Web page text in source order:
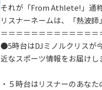
それが「From Athlete!」通称
リスナーネームは、「熱波師」
＝＝＝＝＝＝＝＝＝＝＝＝＝
●5時台はDJミノルクリスが
近なスポーツ情報をお届けし
・５時台はリスナーのあな